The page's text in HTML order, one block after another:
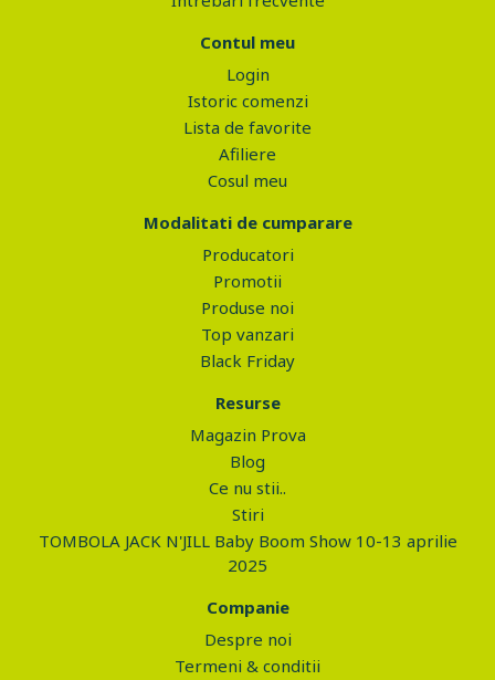
Contul meu
Login
Istoric comenzi
Lista de favorite
Afiliere
Cosul meu
Modalitati de cumparare
Producatori
Promotii
Produse noi
Top vanzari
Black Friday
Resurse
Magazin Prova
Blog
Ce nu stii..
Stiri
TOMBOLA JACK N'JILL Baby Boom Show 10-13 aprilie
2025
Companie
Despre noi
Termeni & conditii